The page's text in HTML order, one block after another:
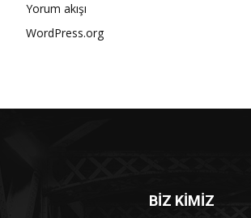
Yorum akışı
WordPress.org
BİZ KİMİZ